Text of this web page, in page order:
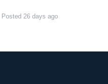
Posted 26 days ago